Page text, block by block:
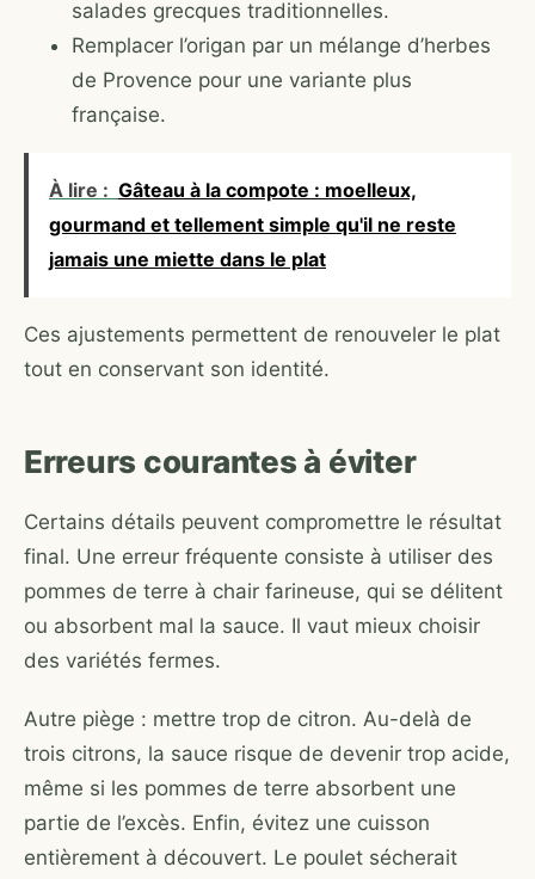
salades grecques traditionnelles.
Remplacer l’origan par un mélange d’herbes
de Provence pour une variante plus
française.
À lire : Gâteau à la compote : moelleux,
gourmand et tellement simple qu'il ne reste
jamais une miette dans le plat
Ces ajustements permettent de renouveler le plat
tout en conservant son identité.
Erreurs courantes à éviter
Certains détails peuvent compromettre le résultat
final. Une erreur fréquente consiste à utiliser des
pommes de terre à chair farineuse, qui se délitent
ou absorbent mal la sauce. Il vaut mieux choisir
des variétés fermes.
Autre piège : mettre trop de citron. Au-delà de
trois citrons, la sauce risque de devenir trop acide,
même si les pommes de terre absorbent une
partie de l’excès. Enfin, évitez une cuisson
entièrement à découvert. Le poulet sécherait